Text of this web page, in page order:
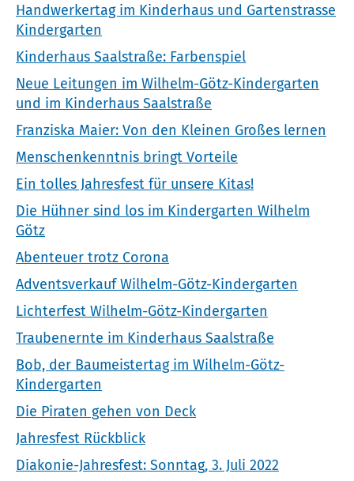
Handwerkertag im Kinderhaus und Gartenstrasse
Kindergarten
Kinderhaus Saalstraße: Farbenspiel
Neue Leitungen im Wilhelm-Götz-Kindergarten
und im Kinderhaus Saalstraße
Franziska Maier: Von den Kleinen Großes lernen
Menschenkenntnis bringt Vorteile
Ein tolles Jahresfest für unsere Kitas!
Die Hühner sind los im Kindergarten Wilhelm
Götz
Abenteuer trotz Corona
Adventsverkauf Wilhelm-Götz-Kindergarten
Lichterfest Wilhelm-Götz-Kindergarten
Traubenernte im Kinderhaus Saalstraße
Bob, der Baumeistertag im Wilhelm-Götz-
Kindergarten
Die Piraten gehen von Deck
Jahresfest Rückblick
Diakonie-Jahresfest: Sonntag, 3. Juli 2022